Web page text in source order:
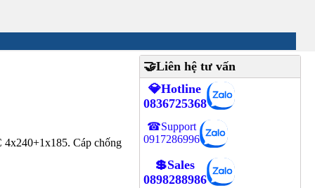
Cáp chống
🤝Liên hệ tư vấn
💎Hotline
0836725368
☎Support
0917286996
💲Sales
0898288986